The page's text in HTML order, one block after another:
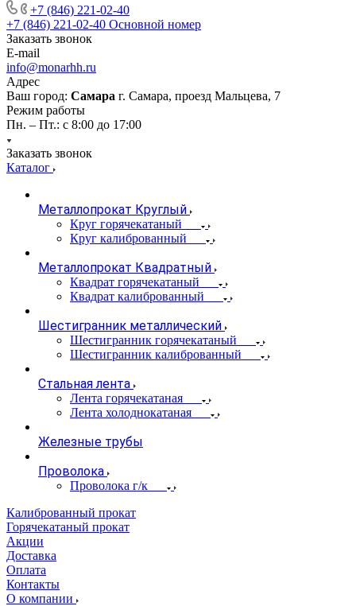
+7 (846) 221-02-40
+7 (846) 221-02-40 Основной номер
Заказать звонок
E-mail
info@monarhh.ru
Адрес
Ваш город: Самара г. Самара, проезд Мальцева, 7
Режим работы
Пн. – Пт.: с 8:00 до 17:00
Заказать звонок
Каталог
Металлопрокат Круглый
Круг горячекатаный
Круг калиброванный
Металлопрокат Квадратный
Квадрат горячекатаный
Квадрат калиброванный
Шестигранник металлический
Шестигранник горячекатаный
Шестигранник калиброванный
Стальная лента
Лента горячекатаная
Лента холоднокатаная
Железные трубы
Проволока
Проволока г/к
Калиброванный прокат
Горячекатаный прокат
Акции
Доставка
Оплата
Контакты
О компании